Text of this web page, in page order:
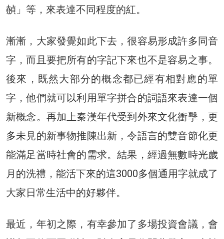
赬」等，來表達不同程度的紅。
漸漸，大家發覺如此下去，很容易形成許多同音
字，而且要把所有的字記下來也不是容易之事。
後來，既然大部分的概念都已經有相對應的單
字，他們就可以利用單字拼合的詞語來表達一個
新概念。再加上秦漢年代受到外來文化衝擊，更
多未見的新事物推陳出新，令語言的雙音節化更
能滿足當時社會的需求。結果，經過無數時光歲
月的洗禮，能活下來的這3000多個通用字就成了
大家日常生活中的好夥伴。
最近，年初之際，有幸參加了多場投資會議，會